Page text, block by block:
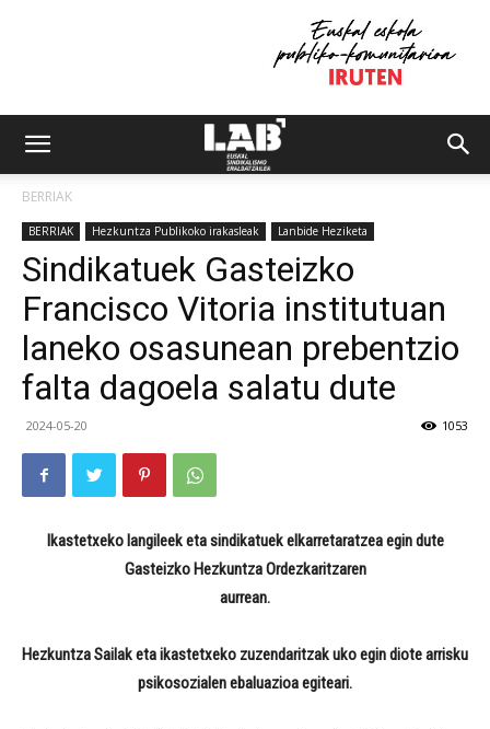
BERRIAK
BERRIAK Hezkuntza Publikoko irakasleak Lanbide Heziketa
Sindikatuek Gasteizko
Francisco Vitoria institutuan
laneko osasunean prebentzio
falta dagoela salatu dute
2024-05-20 1053
Ikastetxeko langileek eta sindikatuek elkarretaratzea egin dute
Gasteizko Hezkuntza Ordezkaritzaren
aurrean.
Hezkuntza Sailak eta ikastetxeko zuzendaritzak uko egin diote arrisku
psikosozialen ebaluazioa egiteari.